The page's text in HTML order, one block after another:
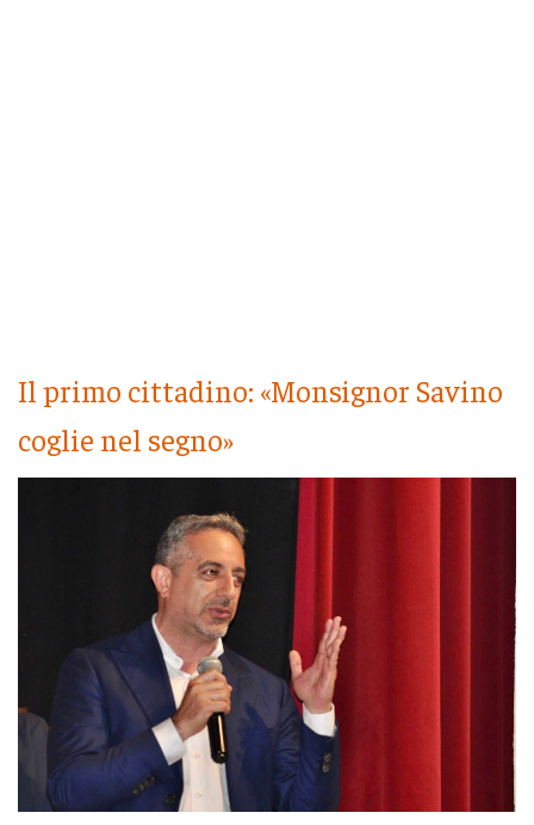
Il primo cittadino: «Monsignor Savino
coglie nel segno»